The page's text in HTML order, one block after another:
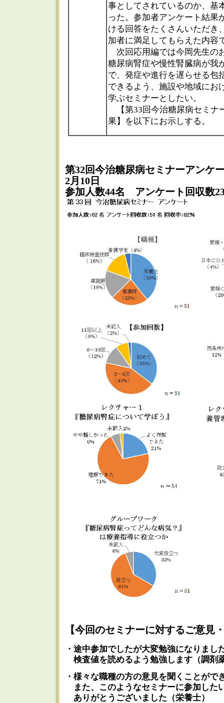
事としてされているのか、基
った。参加者アンケート結果
ける回答をたくさんいただき
加者に満足してもらえた内容
次回応用編では今岡先生の
糖尿病腎症や慢性腎臓病が我
で、発症や進行を遅らせる包
できるよう、施設や地域にお
学ぶセミナーとしたい。
【第33回今治糖尿病セミ
果】を以下にお示しする。
第32回今治糖尿病セミナーアン
2月10日
参加人数44名 アンケート回収数
【今回のセミナーに対するご意見
・途中参加でしたが大変勉強になりまし
検査値を読めるよう勉強します（調剤
・様々な職種の方の意見を聞くことがで
また、このようなセミナーに参加した
ありがとうございました（栄養士）